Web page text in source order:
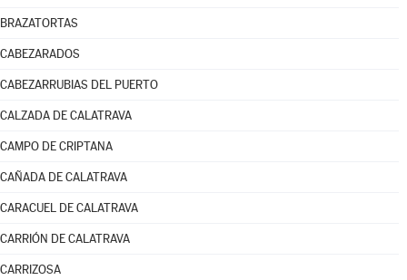
BRAZATORTAS
CABEZARADOS
CABEZARRUBIAS DEL PUERTO
CALZADA DE CALATRAVA
CAMPO DE CRIPTANA
CAÑADA DE CALATRAVA
CARACUEL DE CALATRAVA
CARRIÓN DE CALATRAVA
CARRIZOSA